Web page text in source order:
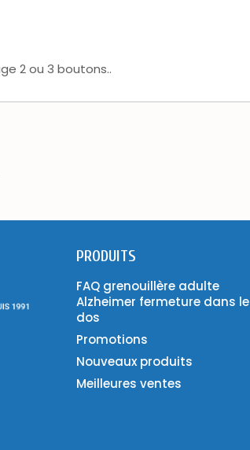
2 ou 3 boutons..
PRODUITS
FAQ grenouillère adulte
Alzheimer fermeture dans le
dos
Promotions
Nouveaux produits
Meilleures ventes